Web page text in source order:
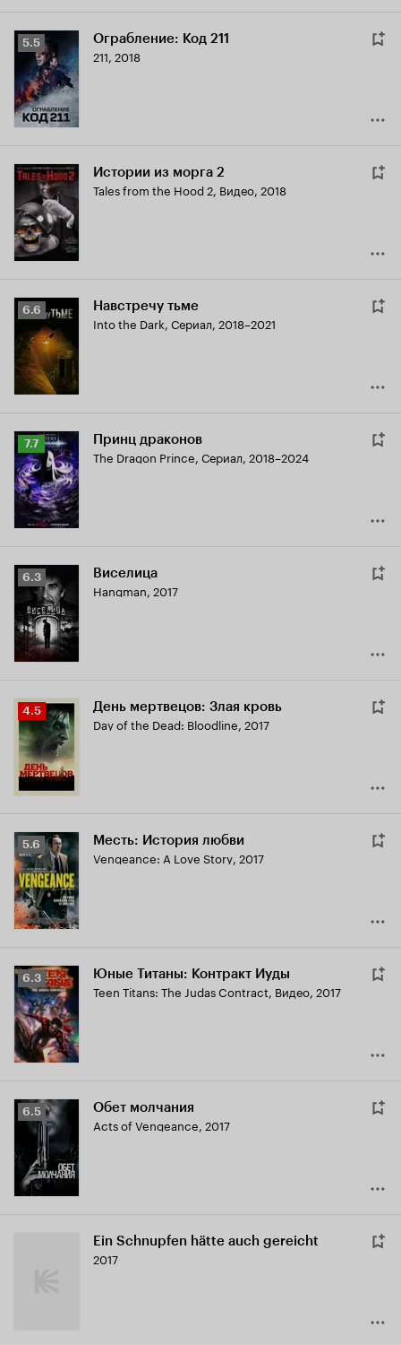
Рейтинг
Кинопоиска
5.5
5.5 Ограбление: Код 211
211, 2018
Истории из морга 2
Tales from the Hood 2, Видео, 2018
Рейтинг
Кинопоиска
6.6
6.6 Навстречу тьме
Into the Dark, Сериал, 2018–2021
Рейтинг
Кинопоиска
7.7
7.7 Принц драконов
The Dragon Prince, Сериал, 2018–2024
Рейтинг
Кинопоиска
6.3
6.3 Виселица
Hangman, 2017
Рейтинг
Кинопоиска
4.5
4.5 День мертвецов: Злая кровь
Day of the Dead: Bloodline, 2017
Рейтинг
Кинопоиска
5.6
5.6 Месть: История любви
Vengeance: A Love Story, 2017
Рейтинг
Кинопоиска
6.3
6.3 Юные Титаны: Контракт Иуды
Teen Titans: The Judas Contract, Видео, 2017
Рейтинг
Кинопоиска
6.5
6.5 Обет молчания
Acts of Vengeance, 2017
Ein Schnupfen hätte auch gereicht
2017